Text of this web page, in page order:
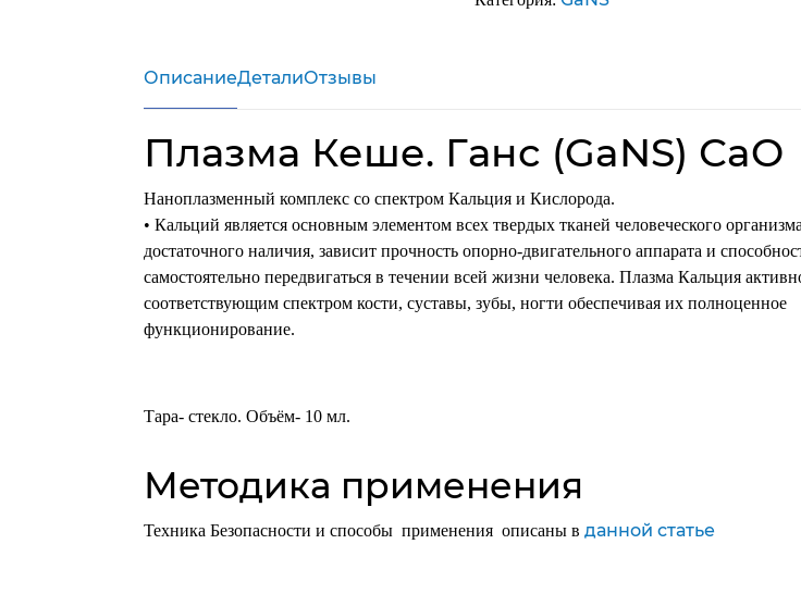
ОписаниеДеталиОтзывы
Плазма Кеше. Ганс (GaNS) СaO
Наноплазменный комплекс со спектром Кальция и Кислорода.
• Кальций является основным элементом всех твердых тканей человеческого
достаточного наличия, зависит прочность опорно-двигательного аппарата и
самостоятельно передвигаться в течении всей жизни человека. Плазма Кальция
соответствующим спектром кости, суставы, зубы, ногти обеспечивая их полноценное
функционирование.
Тара- стекло. Объём- 10 мл.
Методика применения
Техника Безопасности и способы применения описаны в данной статье